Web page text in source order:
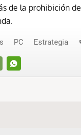
de la prohibición de
WHATSAPP
PC Estrategia